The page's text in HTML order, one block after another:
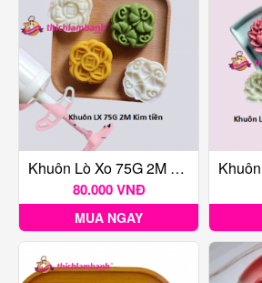
Khuôn Lò Xo 75G 2M Kim Tiền
80.000 VNĐ
MUA NGAY